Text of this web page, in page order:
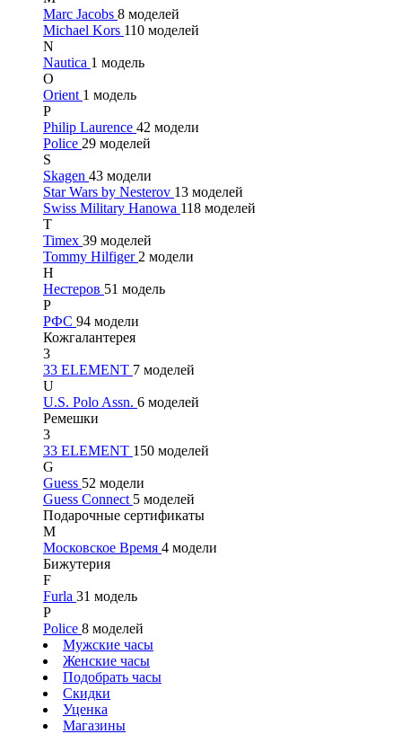
Marc Jacobs 8 моделей
Michael Kors 110 моделей
N
Nautica 1 модель
O
Orient 1 модель
P
Philip Laurence 42 модели
Police 29 моделей
S
Skagen 43 модели
Star Wars by Nesterov 13 моделей
Swiss Military Hanowa 118 моделей
T
Timex 39 моделей
Tommy Hilfiger 2 модели
Н
Нестеров 51 модель
Р
РФС 94 модели
Кожгалантерея
3
33 ELEMENT 7 моделей
U
U.S. Polo Assn. 6 моделей
Ремешки
3
33 ELEMENT 150 моделей
G
Guess 52 модели
Guess Connect 5 моделей
Подарочные сертификаты
М
Московское Время 4 модели
Бижутерия
F
Furla 31 модель
P
Police 8 моделей
Мужские часы
Женские часы
Подобрать часы
Скидки
Уценка
Магазины